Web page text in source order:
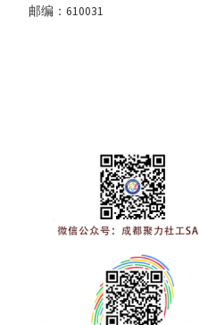
邮编：610031